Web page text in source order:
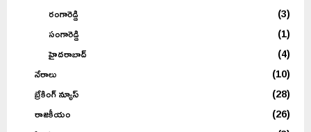
రంగారెడ్డి
(3)
సంగారెడ్డి
(1)
హైదరాబాద్
(4)
నేరాలు
(10)
బ్రేకింగ్ న్యూస్
(28)
రాజకీయం
(26)